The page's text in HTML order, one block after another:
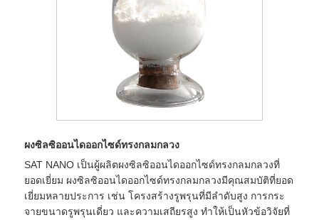
ผงซิลซิออนไดออกไซด์ทรงกลมกลวง
SAT NANO เป็นผู้ผลิตผงซิลซิออนไดออกไซด์ทรงกลมกลวงที่
ยอดเยี่ยม ผงซิลซิออนไดออกไซด์ทรงกลมกลวงมีคุณสมบัติที่ยอด
เยี่ยมหลายประการ เช่น โครงสร้างรูพรุนที่มีลำดับสูง การกระ
จายขนาดรูพรุนเดี่ยว และความเสถียรสูง ทำให้เป็นหัวข้อวิจัยที่